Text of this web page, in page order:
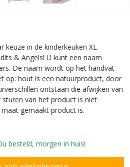
keuze in de kinderkeuken XL
& Angels! U kunt een naam
De naam wordt op het handvat
op: hout is een natuurproduct, door
ontstaan die afwijken van
van het product is niet
gemaakt product is.
besteld, morgen in huis!